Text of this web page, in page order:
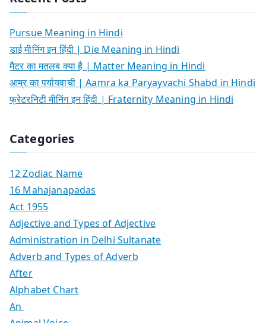
Pursue Meaning in Hindi
डाई मीनिंग इन हिंदी | Die Meaning in Hindi
मैटर का मतलब क्या है | Matter Meaning in Hindi
आम्र का पर्यायवाची | Aamra ka Paryayvachi Shabd in Hindi
फ्रेटरनिटी मीनिंग इन हिंदी | Fraternity Meaning in Hindi
Categories
12 Zodiac Name
16 Mahajanapadas
Act 1955
Adjective and Types of Adjective
Administration in Delhi Sultanate
Adverb and Types of Adverb
After
Alphabet Chart
An